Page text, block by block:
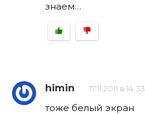
знаем…
himin 17.11.2011 в 14:33
тоже белый экран